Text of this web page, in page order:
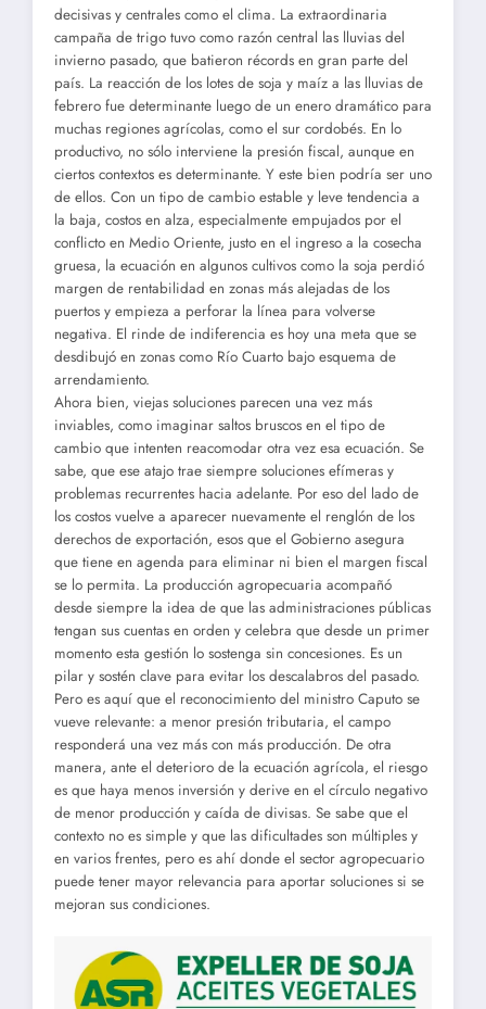
decisivas y centrales como el clima. La extraordinaria
campaña de trigo tuvo como razón central las lluvias del
invierno pasado, que batieron récords en gran parte del
país. La reacción de los lotes de soja y maíz a las lluvias de
febrero fue determinante luego de un enero dramático para
muchas regiones agrícolas, como el sur cordobés. En lo
productivo, no sólo interviene la presión fiscal, aunque en
ciertos contextos es determinante. Y este bien podría ser uno
de ellos. Con un tipo de cambio estable y leve tendencia a
la baja, costos en alza, especialmente empujados por el
conflicto en Medio Oriente, justo en el ingreso a la cosecha
gruesa, la ecuación en algunos cultivos como la soja perdió
margen de rentabilidad en zonas más alejadas de los
puertos y empieza a perforar la línea para volverse
negativa. El rinde de indiferencia es hoy una meta que se
desdibujó en zonas como Río Cuarto bajo esquema de
arrendamiento.
Ahora bien, viejas soluciones parecen una vez más
inviables, como imaginar saltos bruscos en el tipo de
cambio que intenten reacomodar otra vez esa ecuación. Se
sabe, que ese atajo trae siempre soluciones efímeras y
problemas recurrentes hacia adelante. Por eso del lado de
los costos vuelve a aparecer nuevamente el renglón de los
derechos de exportación, esos que el Gobierno asegura
que tiene en agenda para eliminar ni bien el margen fiscal
se lo permita. La producción agropecuaria acompañó
desde siempre la idea de que las administraciones públicas
tengan sus cuentas en orden y celebra que desde un primer
momento esta gestión lo sostenga sin concesiones. Es un
pilar y sostén clave para evitar los descalabros del pasado.
Pero es aquí que el reconocimiento del ministro Caputo se
vueve relevante: a menor presión tributaria, el campo
responderá una vez más con más producción. De otra
manera, ante el deterioro de la ecuación agrícola, el riesgo
es que haya menos inversión y derive en el círculo negativo
de menor producción y caída de divisas. Se sabe que el
contexto no es simple y que las dificultades son múltiples y
en varios frentes, pero es ahí donde el sector agropecuario
puede tener mayor relevancia para aportar soluciones si se
mejoran sus condiciones.